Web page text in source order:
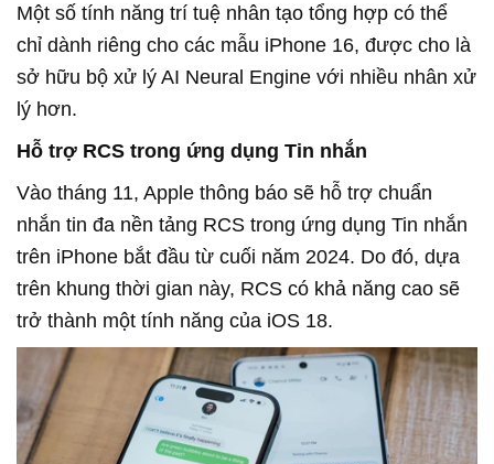
Một số tính năng trí tuệ nhân tạo tổng hợp có thể
chỉ dành riêng cho các mẫu iPhone 16, được cho là
sở hữu bộ xử lý AI Neural Engine với nhiều nhân xử
lý hơn.
Hỗ trợ RCS trong ứng dụng Tin nhắn
Vào tháng 11, Apple thông báo sẽ hỗ trợ chuẩn
nhắn tin đa nền tảng RCS trong ứng dụng Tin nhắn
trên iPhone bắt đầu từ cuối năm 2024. Do đó, dựa
trên khung thời gian này, RCS có khả năng cao sẽ
trở thành một tính năng của iOS 18.